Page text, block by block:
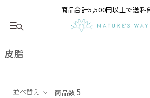
商品合計5,500円以上で送料
皮脂
並べ替え 商品数 5